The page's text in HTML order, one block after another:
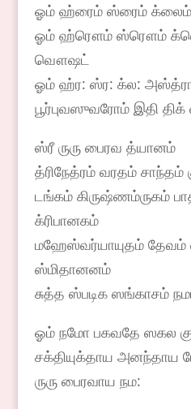
ஓம் ஹ்ரைம் ஸ்ரைம்
ஓம் ஹ்ரௌம் ஸ்ரௌம்
வௌஷட்
ஓம் ஹ்ர: ஸ்ர: க்ல:
பூர்புவஸுவரோம் இதி
ஸ்ரீ ருரு பைரவ த்யானம்
த்ரிநேத்ரம் வரதம் சாந்தம்
டங்கம் கிருஷ்ணம்ருகம்
க்ரிபானகம்
மஹேஸ்வர்யாயுதம் தேவம்
ஸ்மிதானனம்
சுத்த ஸ்படிக ஸங்காசம்
ஓம் நமோ பகவதே ஸகல
சக்தியுக்தாய அனந்தாய
ருரு பைரவாய நம: